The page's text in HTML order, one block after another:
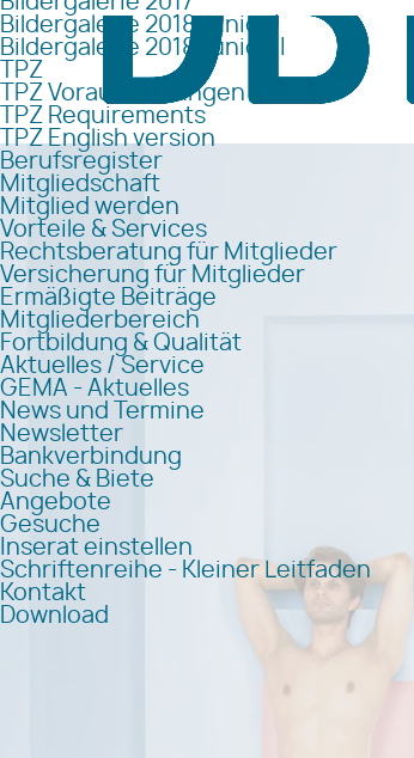
Bildergalerie 2018 Junior I
Bildergalerie 2018 Junior II
TPZ
TPZ Voraussetzungen
TPZ Requirements
TPZ English version
Berufsregister
Mitgliedschaft
Mitglied werden
Vorteile & Services
Rechtsberatung für Mitglieder
Versicherung für Mitglieder
Ermäßigte Beiträge
Mitgliederbereich
Fortbildung & Qualität
Aktuelles / Service
GEMA - Aktuelles
News und Termine
Newsletter
Bankverbindung
Suche & Biete
Angebote
Gesuche
Inserat einstellen
Schriftenreihe - Kleiner Leitfaden
Kontakt
Download